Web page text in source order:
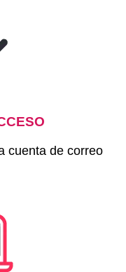
cuenta de correo